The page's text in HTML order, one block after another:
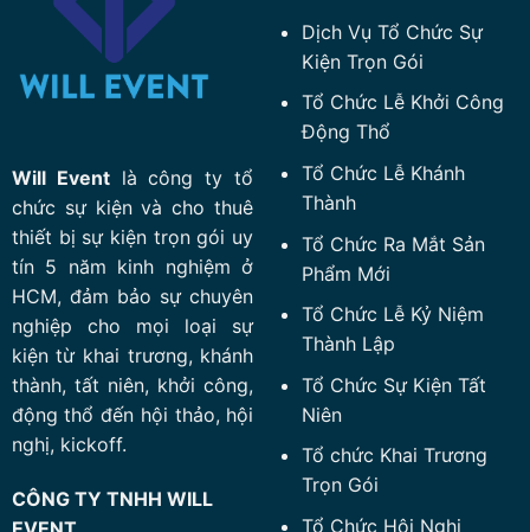
Will Eventlà công ty tổ
chức sự kiện và cho thuê
thiết bị sự kiện trọn gói uy
tín 5 năm kinh nghiệm ở
HCM, đảm bảo sự chuyên
nghiệp cho mọi loại sự
kiện từ khai trương, khánh
thành, tất niên, khởi công,
động thổ đến hội thảo, hội
nghị, kickoff.
CÔNG TY TNHH WILL
Dịch Vụ Tổ Chức Sự
Kiện Trọn Gói
Tổ Chức Lễ Khởi Công
Động Thổ
Tổ Chức Lễ Khánh
Thành
Tổ Chức Ra Mắt Sản
Phẩm Mới
Tổ Chức Lễ Kỷ Niệm
Thành Lập
Tổ Chức Sự Kiện Tất
Niên
Tổ chức Khai Trương
Trọn Gói
Tổ Chức Hội Nghị